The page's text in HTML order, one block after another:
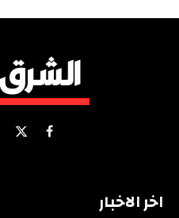
فيسبوك
X
اخر الاخبار